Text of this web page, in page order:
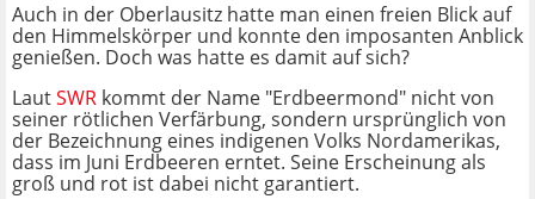
Auch in der Oberlausitz hatte man einen freien Blick auf
den Himmelskörper und konnte den imposanten Anblick
genießen. Doch was hatte es damit auf sich?
LautSWR kommt der Name "Erdbeermond" nicht von
seiner rötlichen Verfärbung, sondern ursprünglich von
der Bezeichnung eines indigenen Volks Nordamerikas,
dass im Juni Erdbeeren erntet. Seine Erscheinung als
groß und rot ist dabei nicht garantiert.